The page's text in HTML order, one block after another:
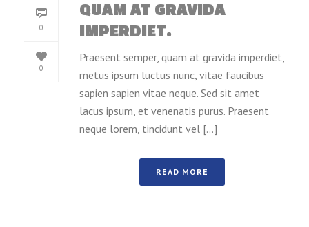
0
0
QUAM AT GRAVIDA
IMPERDIET.
Praesent semper, quam at gravida imperdiet,
metus ipsum luctus nunc, vitae faucibus
sapien sapien vitae neque. Sed sit amet
lacus ipsum, et venenatis purus. Praesent
neque lorem, tincidunt vel [...]
READ MORE